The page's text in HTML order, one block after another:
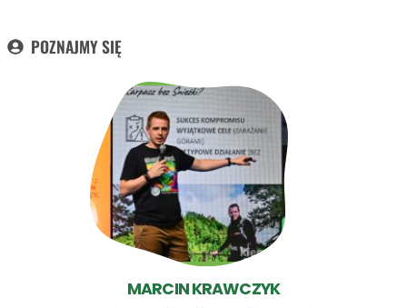
POZNAJMY SIĘ
MARCIN KRAWCZYK